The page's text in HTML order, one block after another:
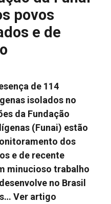
povos
e de
de 114
isolados no
da Fundação
(Funai) estão
dos
e de recente
minucioso trabalho
no Brasil
Ver artigo